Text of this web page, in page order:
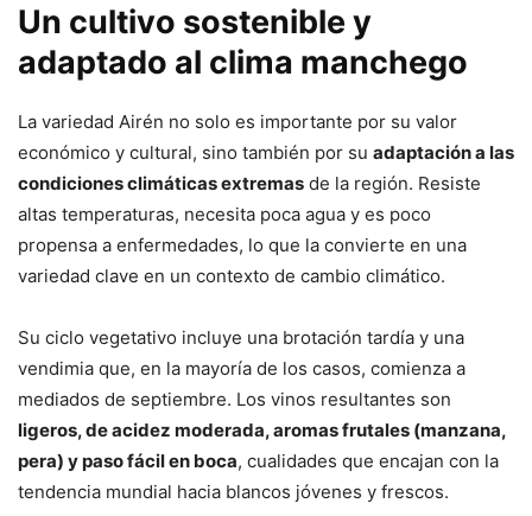
Un cultivo sostenible y
adaptado al clima manchego
La variedad Airén no solo es importante por su valor
económico y cultural, sino también por su adaptación a las
condiciones climáticas extremas de la región. Resiste
altas temperaturas, necesita poca agua y es poco
propensa a enfermedades, lo que la convierte en una
variedad clave en un contexto de cambio climático.
Su ciclo vegetativo incluye una brotación tardía y una
vendimia que, en la mayoría de los casos, comienza a
mediados de septiembre. Los vinos resultantes son
ligeros, de acidez moderada, aromas frutales (manzana,
pera) y paso fácil en boca, cualidades que encajan con la
tendencia mundial hacia blancos jóvenes y frescos.